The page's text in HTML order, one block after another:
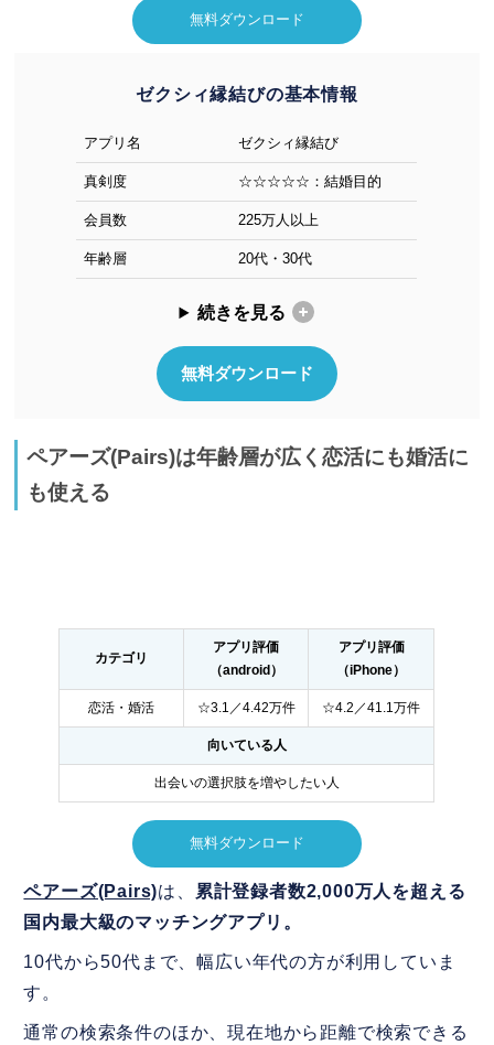
無料ダウンロード
ゼクシィ縁結びの基本情報
アプリ名 ゼクシィ縁結び
真剣度 ☆☆☆☆☆：結婚目的
会員数 225万人以上
年齢層 20代・30代
続きを見る
無料ダウンロード
ペアーズ(Pairs)は年齢層が広く恋活にも婚活に
も使える
カテゴリ
アプリ評価
（android）
アプリ評価
（iPhone）
恋活・婚活 ☆3.1／4.42万件 ☆4.2／41.1万件
向いている人
出会いの選択肢を増やしたい人
無料ダウンロード
ペアーズ(Pairs)は、
累計登録者数2,000万人を超える
国内最大級のマッチングアプリ。
10代から50代まで、幅広い年代の方が利用していま
す。
通常の検索条件のほか、現在地から距離で検索できる